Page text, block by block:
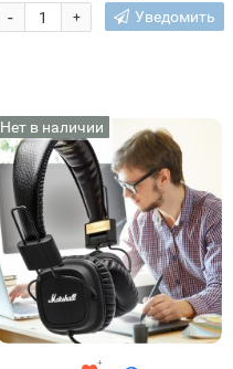
+
- Уведомить
Нет в наличии